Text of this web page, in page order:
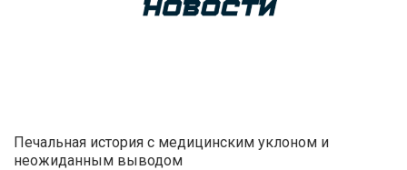
Печальная история с медицинским уклоном и
неожиданным выводом